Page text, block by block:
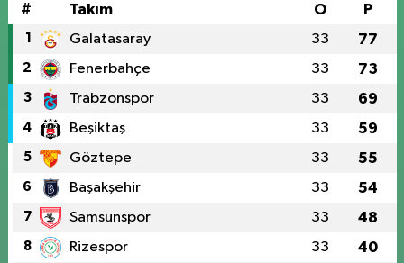
# Takım O P
1 Galatasaray 33 77
2 Fenerbahçe 33 73
3 Trabzonspor 33 69
4 Beşiktaş 33 59
5 Göztepe 33 55
6 Başakşehir 33 54
7 Samsunspor 33 48
8 Rizespor 33 40